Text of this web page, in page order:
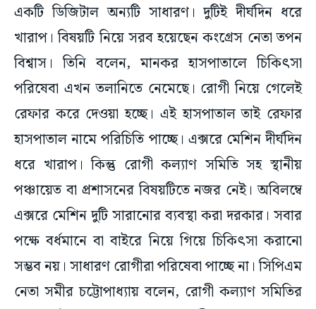
একটি ডিজিটাল অন্যটি সাধারণ। দুটিই দীর্ঘদিন ধরে
খারাপ। বিষয়টি নিয়ে সরব হয়েছেন কংগ্রেস নেতা তপন
বিশ্বাস। তিনি বলেন, মানকর হাসপাতালে চিকিৎসা
পরিষেবা এখন তলানিতে নেমেছে। রোগী নিয়ে গেলেই
রেফার করে দেওয়া হচ্ছে। এই হাসপাতাল তাই রেফার
হাসপাতাল নামে পরিচিতি পাচ্ছে। এক্সরে মেশিন দীর্ঘদিন
ধরে খারাপ। কিন্তু রোগী কল্যাণ সমিতি সহ স্থানীয়
পঞ্চায়েত বা প্রশাসনের বিষয়টিতে নজর নেই। অবিলম্বে
এক্সরে মেশিন দুটি সারানোর ব্যবস্থা করা দরকার। সবার
পক্ষে বর্ধমানে বা বাইরে নিয়ে গিয়ে চিকিৎসা করানো
সম্ভব নয়। সাধারণ রোগীরা পরিষেবা পাচ্ছে না। সিপিএম
নেতা সমীর চট্টোপাধ্যায় বলেন, রোগী কল্যাণ সমিতির